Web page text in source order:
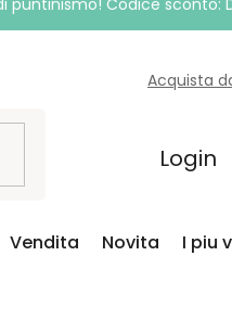
puntinismo! Codice sconto:
Acquista
Login
Vendita Novita I piu